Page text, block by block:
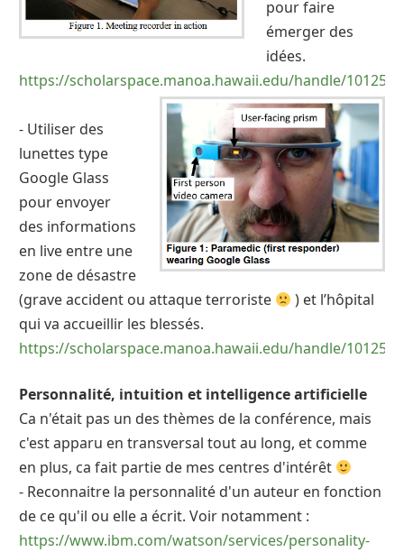
pour faire
émerger des
idées.
https://scholarspace.manoa.hawaii.edu/handle/10125/
- Utiliser des
lunettes type
Google Glass
pour envoyer
des informations
en live entre une
zone de désastre
(grave accident ou attaque terroriste
) et l’hôpital
qui va accueillir les blessés.
https://scholarspace.manoa.hawaii.edu/handle/10125/
Personnalité, intuition et intelligence artificielle
Ca n'était pas un des thèmes de la conférence, mais
c'est apparu en transversal tout au long, et comme
en plus, ca fait partie de mes centres d'intérêt
- Reconnaitre la personnalité d'un auteur en fonction
de ce qu'il ou elle a écrit. Voir notamment :
https://www.ibm.com/watson/services/personality-